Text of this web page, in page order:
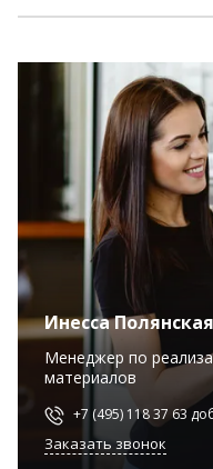
Инесса Полянская
Менеджер по
материалов
+7 (495) 118 37 63
Заказать звонок